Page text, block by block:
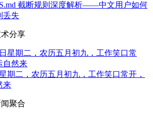
截断规则深度解析——中文用户如何
丢失
分享
期二，农历五月初九，工作笑口常开，
来
聚合